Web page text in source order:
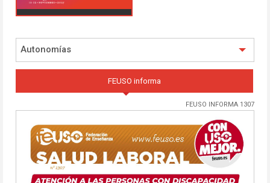
Autonomías
FEUSO informa
FEUSO INFORMA 1307